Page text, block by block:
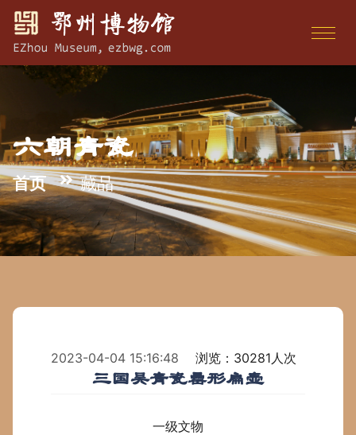
六朝青瓷
首页 藏品
2023-04-04 15:16:48 浏览：30281人次
三国吴青瓷罍形扁壶
一级文物